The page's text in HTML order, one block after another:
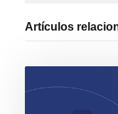
Artículos